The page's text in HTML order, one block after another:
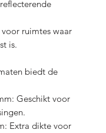
ruimtes waar
is.
biedt de
Geschikt voor
Extra dikte voor